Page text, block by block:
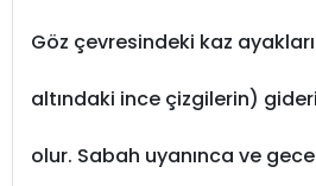
Göz çevresindeki kaz
altındaki ince çizgilerin)
olur. Sabah uyanınca ve